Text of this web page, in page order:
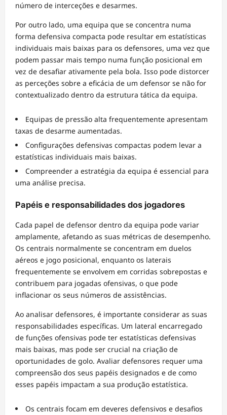
número de interceções e desarmes.
Por outro lado, uma equipa que se concentra numa
forma defensiva compacta pode resultar em estatísticas
individuais mais baixas para os defensores, uma vez que
podem passar mais tempo numa função posicional em
vez de desafiar ativamente pela bola. Isso pode distorcer
as perceções sobre a eficácia de um defensor se não for
contextualizado dentro da estrutura tática da equipa.
Equipas de pressão alta frequentemente apresentam
taxas de desarme aumentadas.
Configurações defensivas compactas podem levar a
estatísticas individuais mais baixas.
Compreender a estratégia da equipa é essencial para
uma análise precisa.
Papéis e responsabilidades dos jogadores
Cada papel de defensor dentro da equipa pode variar
amplamente, afetando as suas métricas de desempenho.
Os centrais normalmente se concentram em duelos
aéreos e jogo posicional, enquanto os laterais
frequentemente se envolvem em corridas sobrepostas e
contribuem para jogadas ofensivas, o que pode
inflacionar os seus números de assistências.
Ao analisar defensores, é importante considerar as suas
responsabilidades específicas. Um lateral encarregado
de funções ofensivas pode ter estatísticas defensivas
mais baixas, mas pode ser crucial na criação de
oportunidades de golo. Avaliar defensores requer uma
compreensão dos seus papéis designados e de como
esses papéis impactam a sua produção estatística.
Os centrais focam em deveres defensivos e desafios